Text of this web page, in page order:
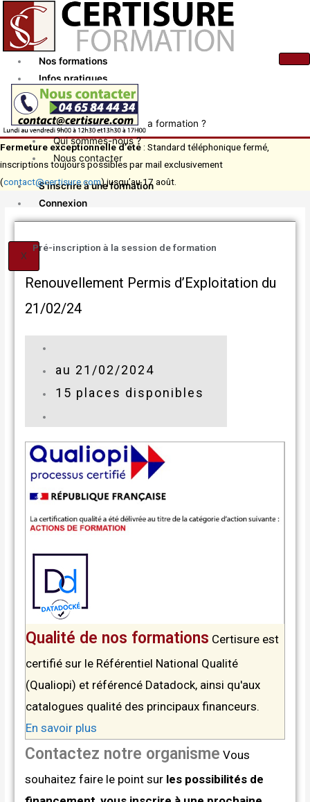
contenu
Nos formations
Infos pratiques
Actualités
Comment financer ma formation ?
Qui sommes-nous ?
Nous contacter
S’inscrire à une formation
Connexion
X
Fermeture exceptionnelle d’été : Standard téléphonique fermé,
inscriptions toujours possibles par mail exclusivement
(contact@certisure.com) jusqu’au 17 août.
Pré-inscription à la session de formation
Renouvellement Permis d’Exploitation du
21/02/24
au 21/02/2024
15 places disponibles
Qualité de nos formations Certisure est
certifié sur le Référentiel National Qualité
(Qualiopi) et référencé Datadock, ainsi qu'aux
catalogues qualité des principaux financeurs.
En savoir plus
Contactez notre organisme Vous
souhaitez faire le point sur les possibilités de